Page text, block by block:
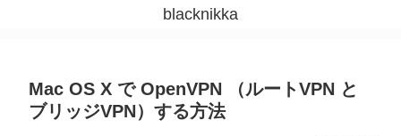
blacknikka
Mac OS X で OpenVPN （ルートVPN と
ブリッジVPN）する方法